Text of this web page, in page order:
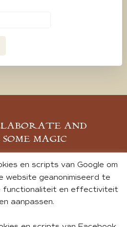
AND
MAGIC
JE AAN
en scripts van Google om
website geanonimiseerd te
functionaliteit en effectiviteit
aanpassen.